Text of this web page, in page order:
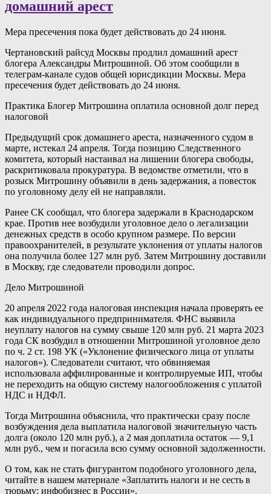
домашний арест
Мера пресечения пока будет действовать до 24 июня.
Чертановский райсуд Москвы продлил домашний арест
блогера Александры Митрошиной. Об этом сообщили в
телеграм-канале судов общей юрисдикции Москвы. Мера
пресечения будет действовать до 24 июня.
Практика Блогер Митрошина оплатила основной долг перед
налоговой
Предыдущий срок домашнего ареста, назначенного судом в
марте, истекал 24 апреля. Тогда позицию Следственного
комитета, который настаивал на лишении блогера свободы,
раскритиковала прокуратура. В ведомстве отметили, что в
розыск Митрошину объявили в день задержания, а повесток
по уголовному делу ей не направляли.
Ранее СК сообщал, что блогера задержали в Краснодарском
крае. Против нее возбудили уголовное дело о легализации
денежных средств в особо крупном размере. По версии
правоохранителей, в результате уклонения от уплаты налогов
она получила более 127 млн руб. Затем Митрошину доставили
в Москву, где следователи проводили допрос.
Дело Митрошиной
20 апреля 2022 года налоговая инспекция начала проверять ее
как индивидуального предпринимателя. ФНС выявила
неуплату налогов на сумму свыше 120 млн руб. 21 марта 2023
года СК возбудил в отношении Митрошиной уголовное дело
по ч. 2 ст. 198 УК («Уклонение физического лица от уплаты
налогов»). Следователи считают, что обвиняемая
использовала аффилированные и контролируемые ИП, чтобы
не переходить на общую систему налогообложения с уплатой
НДС и НДФЛ.
Тогда Митрошина объяснила, что практически сразу после
возбуждения дела выплатила налоговой значительную часть
долга (около 120 млн руб.), а 2 мая доплатила остаток — 9,1
млн руб., чем и погасила всю сумму основной задолженности.
О том, как не стать фигурантом подобного уголовного дела,
читайте в нашем материале «Заплатить налоги и не сесть в
тюрьму: инфобизнес в России».